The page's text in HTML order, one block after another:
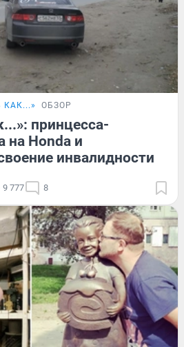
ОБЗОР
принцесса-
на Honda и
инвалидности
9 777 8